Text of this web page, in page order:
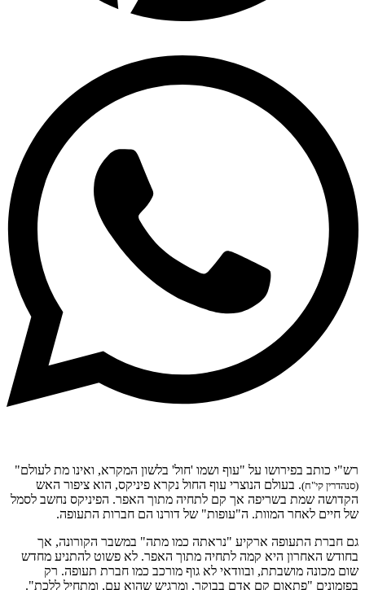
רש"י כותב בפירושו על "עוף ושמו 'חול' בלשון המקרא, ואינו מת לעולם"
(סנהדרין קי"ח). בעולם הנוצרי עוף החול נקרא פיניקס, הוא ציפור האש
הקדושה שמת בשריפה אך קם לתחיה מתוך האפר. הפיניקס נחשב לסמל
של חיים לאחר המוות. ה"עופות" של דורנו הם חברות התעופה.
גם חברת התעופה ארקיע "נראתה כמו מתה" במשבר הקורונה, אך
בחודש האחרון היא קמה לתחיה מתוך האפר. לא פשוט להתניע מחדש
שום מכונה מושבתת, ובוודאי לא גוף מורכב כמו חברת תעופה. רק
בפזמונים "פתאום קם אדם בבוקר, ומרגיש שהוא עם, ומתחיל ללכת".